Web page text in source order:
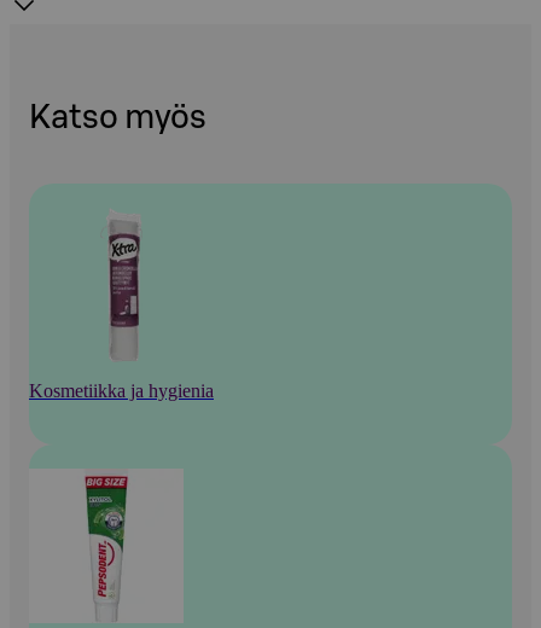
Katso myös
Kosmetiikka ja hygienia